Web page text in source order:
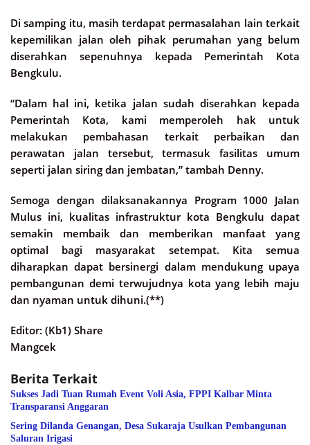
Di samping itu, masih terdapat permasalahan lain terkait
kepemilikan jalan oleh pihak perumahan yang belum
diserahkan sepenuhnya kepada Pemerintah Kota
Bengkulu.
“Dalam hal ini, ketika jalan sudah diserahkan kepada
Pemerintah Kota, kami memperoleh hak untuk
melakukan pembahasan terkait perbaikan dan
perawatan jalan tersebut, termasuk fasilitas umum
seperti jalan siring dan jembatan,” tambah Denny.
Semoga dengan dilaksanakannya Program 1000 Jalan
Mulus ini, kualitas infrastruktur kota Bengkulu dapat
semakin membaik dan memberikan manfaat yang
optimal bagi masyarakat setempat. Kita semua
diharapkan dapat bersinergi dalam mendukung upaya
pembangunan demi terwujudnya kota yang lebih maju
dan nyaman untuk dihuni.(**)
Editor: (Kb1) Share
Mangcek
Berita Terkait
Sukses Jadi Tuan Rumah Event Voli Asia, FPPI Kalbar Minta
Transparansi Anggaran
Sering Dilanda Genangan, Desa Sukaraja Usulkan Pembangunan
Saluran Irigasi